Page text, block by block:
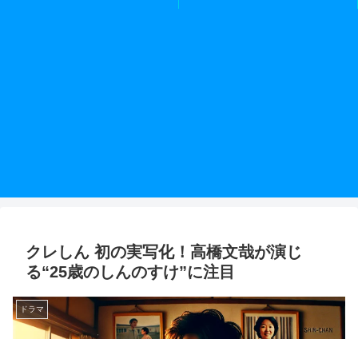
クレしん 初の実写化！高橋文哉が演じ
る“25歳のしんのすけ”に注目
ドラマ